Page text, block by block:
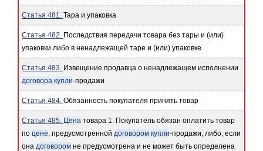
Статья 481. Тара и упаковка
Статья 482. Последствия передачи товара без тары и (или)
упаковки либо в ненадлежащей таре и (или) упаковке
Статья 483. Извещение продавца о ненадлежащем исполнении
договора купли-продажи
Статья 484. Обязанность покупателя принять товар
Статья 485. Цена товара 1. Покупатель обязан оплатить товар
по цене, предусмотренной договором купли-продажи, либо, если
она договором не предусмотрена и не может быть определена